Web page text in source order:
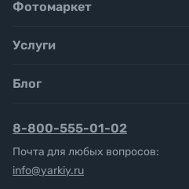
Фотомаркет
Услуги
Блог
8-800-555-01-02
Почта для любых вопросов:
info@yarkiy.ru